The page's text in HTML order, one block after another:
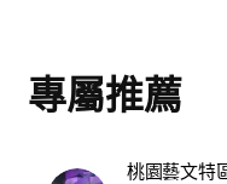
專屬推薦
桃園藝文特